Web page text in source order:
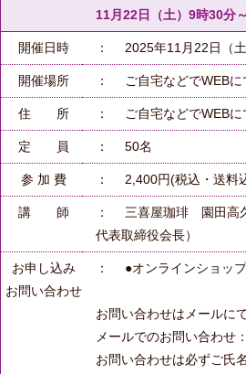
11月22日（土）9時30
開催日時 ： 2025年11月22日（
開催場所 ： ご自宅などでWEBに
住 所 ： ご自宅などでWEBに
定 員 ： 50名
参 加 費 ： 2,400円(税込・送料
講 師
： 三喜屋珈琲 園田高久
代表取締役会長）
お申し込み
お問い合わせ
： ●オンラインショッ
お問い合わせはメールに
メールでのお問い合わせ：
お問い合わせは必ずご氏